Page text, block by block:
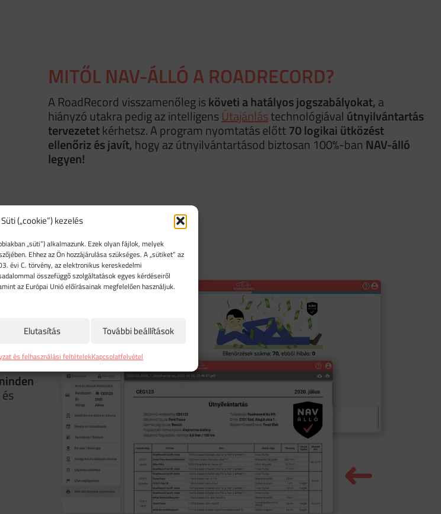
Süti („cookie”) kezelés
„süti”) alkalmazunk. Ezek olyan fájlok, melyek
Ehhez az Ön hozzájárulása szükséges. A „sütiket” az
évi C. törvény, az elektronikus kereskedelmi
összefüggő szolgáltatások egyes kérdéseiről
az Európai Unió előírásainak megfelelően használjuk.
Elutasítás További beállítások
és felhasználási feltételekKapcsolatfelvétel
MITŐL NAV-ÁLLÓ A ROADRECORD?
A RoadRecord visszamenőleg isköveti a hatályos jogszabályokat,a
hiányzó utakra pedig az intelligens Útajánlástechnológiával útnyilvántartás
tervezetetkérhetsz. A program nyomtatás előtt70 logikai ütközést
ellenőriz és javít,hogy az útnyilvántartásod biztosan 100%-banNAV-álló
legyen!